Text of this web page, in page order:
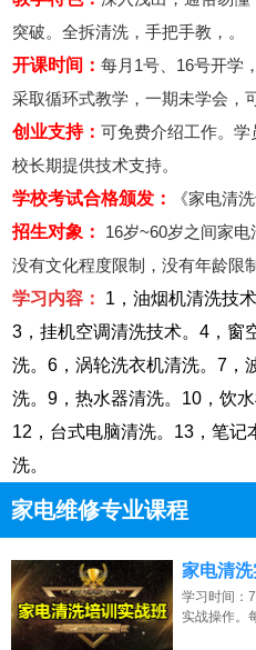
突破。全拆清洗，手把手教，。
开课时间：每月1号、16号开学
采取循环式教学，一期未学会，
创业支持：可免费介绍工作。
校长期提供技术支持。
学校考试合格颁发：
《家电清
招生对象： 16岁~60岁之间家电
没有文化程度限制，没有年龄限
学习内容：
1，油烟机清洗技
3，挂机空调清洗技术。4，窗
洗。6，涡轮洗衣机清洗。7，
洗。9，热水器清洗。10，饮
12，台式电脑清洗。13，笔记
洗。
家电维修专业课程
点击免费咨询电话：家电清
学习时间：
实战操作。